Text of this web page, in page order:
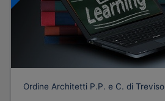
Ordine Architetti P.P. e C. di Treviso